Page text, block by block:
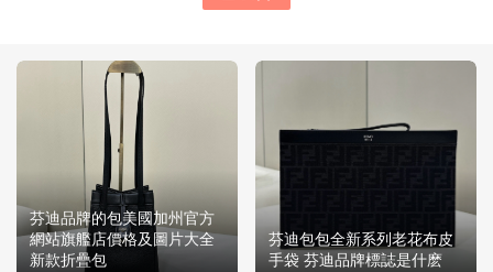
芬迪品牌的包美國加州官方
網站旗艦店價格及圖片大全
新款折疊包
芬迪包包全新系列老花布皮
手袋 芬迪品牌標誌是什麽